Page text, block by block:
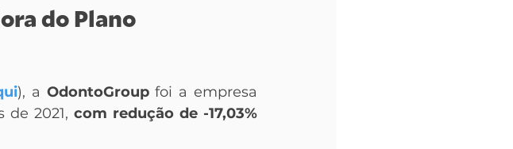
do Plano
), a OdontoGroup foi a empresa
de 2021, com redução de -17,03%